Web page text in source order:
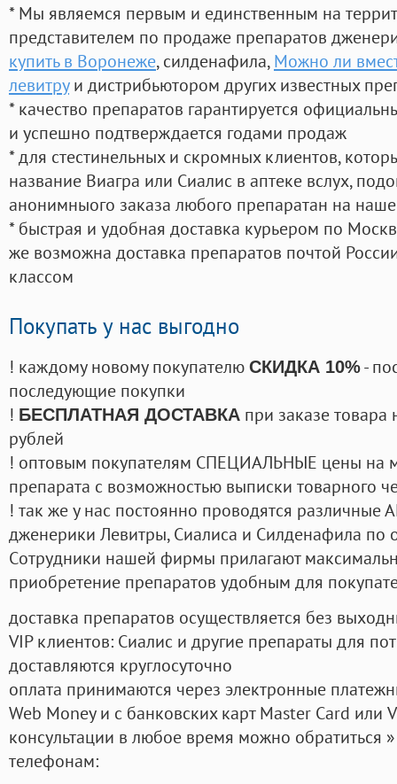
* Мы являемся первым и единственным на
представителем по продаже препаратов
купить в Воронеже, силденафила, Можно ли
левитруи дистрибьютором других известных
* качество препаратов гарантируется
и успешно подтверждается годами продаж
* для стестинельных и скромных клиентов,
название Виагра или Сиалис в аптеке вслух,
анонимныого заказа любого препаратан на
* быстрая и удобная доставка курьером по
же возможна доставка препаратов почтой
классом
Покупать у нас выгодно
! каждому новому покупателю СКИДКА 10%-
последующие покупки
! БЕСПЛАТНАЯ ДОСТАВКА при заказе
рублей
! оптовым покупателям СПЕЦИАЛЬНЫЕ цены на
препарата с возможностью выписки товарного
! так же у нас постоянно проводятся
дженерики Левитры, Сиалиса и Силденафила по
Cотрудники нашей фирмы прилагают
приобретение препаратов удобным для
доставка препаратов осуществляется без
VIP клиентов: Сиалис и другие препараты для
доставляются круглосуточно
оплата принимаются через электронные
Web Money и с банковских карт Master Card или
консультации в любое время можно обратиться
телефонам: